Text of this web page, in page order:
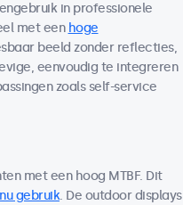
in professionele
met een hoge
beeld zonder reflecties,
eenvoudig te integreren
zoals self-service
met een hoog MTBF. Dit
gebruik. De outdoor displays